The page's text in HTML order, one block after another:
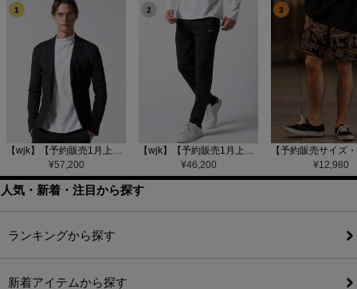
1
【wjk】【予約販売1月上旬～中旬入荷】function knit jacket(jacquard check) ニットジャケット(207 mw08j)
¥57,200
2
【wjk】【予約販売1月上旬～中旬入荷】function knit easy slacks(jacquard check) ニットイージーパンツ(504 mw08j)
¥46,200
3
¥12,980
人気・新着・注目から探す
ランキングから探す
新着アイテムから探す